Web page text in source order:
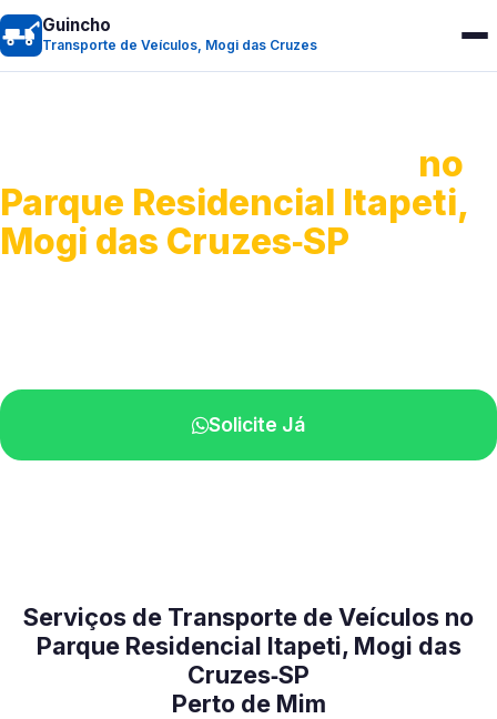
Guincho
Transporte de Veículos, Mogi das Cruzes
no
Parque Residencial Itapeti,
Mogi das Cruzes‑SP
Solicite Já
Serviços de Transporte de Veículos no
Parque Residencial Itapeti, Mogi das
Cruzes‑SP
Perto de Mim